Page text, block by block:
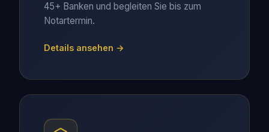
45+ Banken und begleiten Sie bis zum
Notartermin.
Details ansehen →